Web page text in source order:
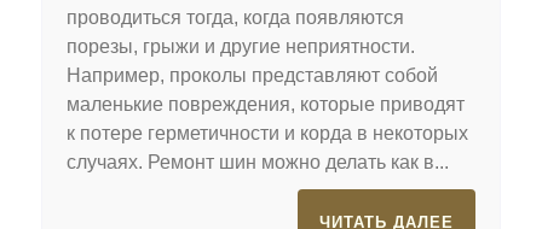
проводиться тогда, когда появляются
порезы, грыжи и другие неприятности.
Например, проколы представляют собой
маленькие повреждения, которые приводят
к потере герметичности и корда в некоторых
случаях. Ремонт шин можно делать как в...
ЧИТАТЬ ДАЛЕЕ